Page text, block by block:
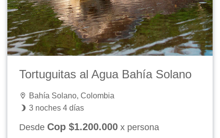
Tortuguitas al Agua Bahía Solano
Bahía Solano, Colombia
3 noches 4 días
Desde Cop $1.200.000 x persona